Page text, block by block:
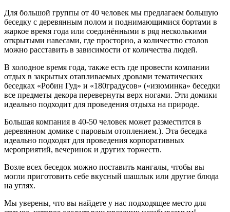
Для большой группы от 40 человек мы предлагаем большую
беседку с деревянным полом и поднимающимися бортами в
жаркое время года или соединёнными в ряд несколькими
открытыми навесами, где просторно, а количество столов
можно расставить в зависимости от количества людей.
В холодное время года, также есть где провести компании
отдых в закрытых отапливаемых дровами тематических
беседках «Робин Гуд» и «180градусов» («изюминка» беседки
все предметы декора перевернуты верх ногами. Эти домики
идеально подходит для проведения отдыха на природе.
Большая компания в 40-50 человек может разместится в
деревянном домике с паровым отоплением.). Эта беседка
идеально подходят для проведения корпоративных
мероприятий, вечеринок и других торжеств.
Возле всех беседок можно поставить мангалы, чтобы вы
могли приготовить себе вкусный шашлык или другие блюда
на углях.
Мы уверены, что вы найдете у нас подходящее место для